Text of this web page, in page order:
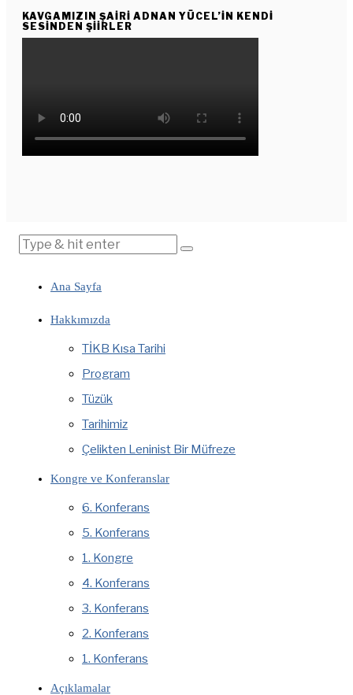
KAVGAMIZIN ŞAIRI ADNAN YÜCEL’IN KENDI
SESINDEN ŞIIRLER
Ana Sayfa
Hakkımızda
TİKB Kısa Tarihi
Program
Tüzük
Tarihimiz
Çelikten Leninist Bir Müfreze
Kongre ve Konferanslar
6. Konferans
5. Konferans
1. Kongre
4. Konferans
3. Konferans
2. Konferans
1. Konferans
Açıklamalar